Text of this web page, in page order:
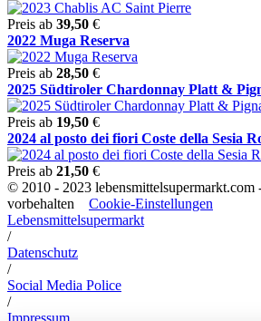
Preis ab 39,50 €
2022 Muga Reserva
Preis ab 28,50 €
2025 Südtiroler Chardonnay Platt &
Preis ab 19,50 €
2024 al posto dei fiori Coste della Sesia
Preis ab 21,50 €
© 2010 - 2023 lebensmittelsupermarkt.com
vorbehalten Cookie-Einstellungen
Lebensmittelsupermarkt
/
Datenschutz
/
Social Media Police
/
Impressum